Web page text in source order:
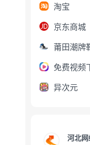
淘宝
京东商城
免费视频
异次元
河北